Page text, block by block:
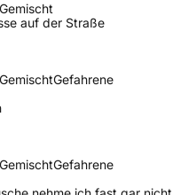
Gemischt
auf der Straße
GemischtGefahrene
GemischtGefahrene